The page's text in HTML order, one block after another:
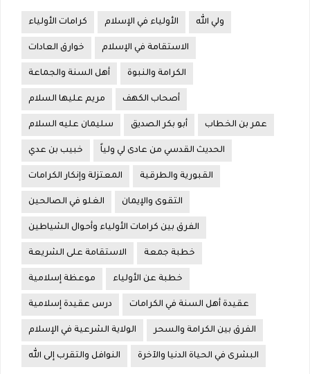
كرامات الأولياء الأولياء في الإسلام ولي الله
خوارق العادات الاستقامة في الإسلام
أهل السنة والجماعة الكرامة والنبوة
مريم عليها السلام أصحاب الكهف
سليمان عليه السلام أبو بكر الصديق عمر بن الخطاب
خبيب بن عدي الحديث القدسي من عادى لي ولياً
المعتزلة وإنكار الكرامات القبورية والطرقية
الغلو في الصالحين التقوى والإيمان
الفرق بين كرامات الأولياء وأحوال الشياطين
الاستقامة على الشريعة خطبة جمعة
موعظة إسلامية خطبة عن الأولياء
درس عقيدة إسلامية عقيدة أهل السنة في الكرامات
الولاية الشرعية في الإسلام الفرق بين الكرامة والسحر
النوافل والتقرب إلى الله البشرى في الحياة الدنيا والآخرة